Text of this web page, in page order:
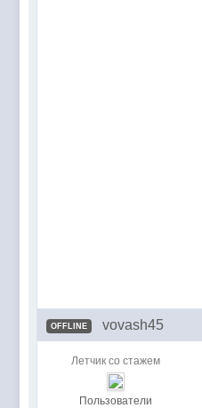
OFFLINE vovash45
Летчик со стажем
Пользователи